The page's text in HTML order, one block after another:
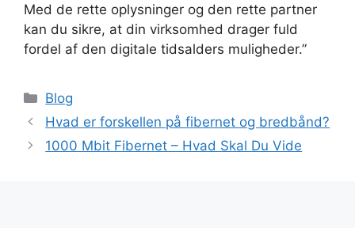
Med de rette oplysninger og den rette partner
kan du sikre, at din virksomhed drager fuld
fordel af den digitale tidsalders muligheder.”
Kategorier
Blog
Hvad er forskellen på fibernet og bredbånd?
1000 Mbit Fibernet – Hvad Skal Du Vide